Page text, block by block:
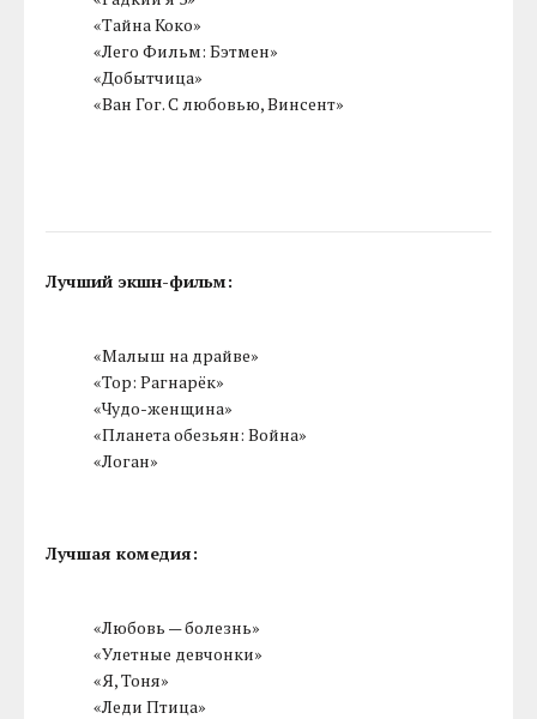
«Тайна Коко»
«Лего Фильм: Бэтмен»
«Добытчица»
«Ван Гог. С любовью, Винсент»
Лучший экшн-фильм:
«Малыш на драйве»
«Тор: Рагнарёк»
«Чудо-женщина»
«Планета обезьян: Война»
«Логан»
Лучшая комедия:
«Любовь — болезнь»
«Улетные девчонки»
«Я, Тоня»
«Леди Птица»